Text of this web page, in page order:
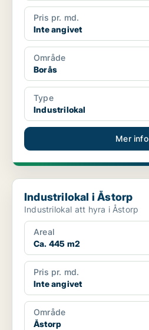
Pris pr. md.
Inte angivet
Område
Borås
Type
Industrilokal
Mer info
Industrilokal i Åstorp
Industrilokal i Åstorp
Industrilokal att hyra i Åstorp
Areal
Ca. 445 m2
Pris pr. md.
Inte angivet
Område
Åstorp